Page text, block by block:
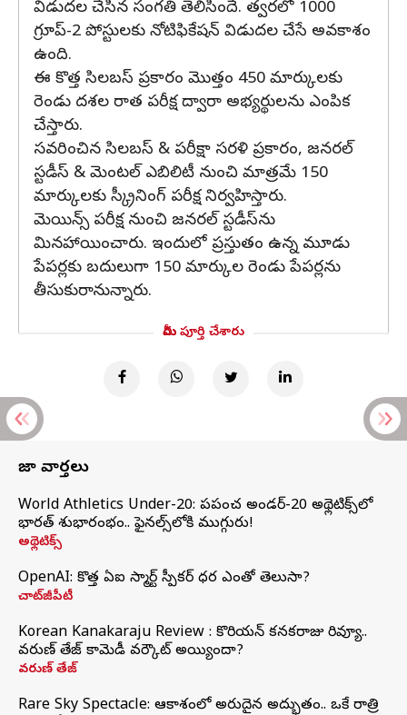
విడుదల చేసిన సంగతి తెలిసిందే. త్వరలో 1000
గ్రూప్-2 పోస్టులకు నోటిఫికేషన్ విడుదల చేసే అవకాశం
ఉంది.
ఈ కొత్త సిలబస్ ప్రకారం మొత్తం 450 మార్కులకు
రెండు దశల రాత పరీక్ష ద్వారా అభ్యర్థులను ఎంపిక
చేస్తారు.
సవరించిన సిలబస్ & పరీక్షా సరళి ప్రకారం, జనరల్
స్టడీస్ & మెంటల్ ఎబిలిటీ నుంచి మాత్రమే 150
మార్కులకు స్క్రీనింగ్ పరీక్ష నిర్వహిస్తారు.
మెయిన్స్ పరీక్ష నుంచి జనరల్ స్టడీస్‌ను
మినహాయించారు. ఇందులో ప్రస్తుతం ఉన్న మూడు
పేపర్లకు బదులుగా 150 మార్కుల రెండు పేపర్లను
తీసుకురానున్నారు.
మీరు పూర్తి చేశారు
తాజా వార్తలు
World Athletics Under-20: ప్రపంచ అండర్-20 అథ్లెటిక్స్‌లో
భారత్‌ శుభారంభం.. ఫైనల్స్‌లోకి ముగ్గురు!
అథ్లెటిక్స్
OpenAI: కొత్త ఏఐ స్మార్ట్ స్పీకర్ ధర ఎంతో తెలుసా?
చాట్‌జీపీటీ
Korean Kanakaraju Review : కొరియన్ కనకరాజు రివ్యూ..
వరుణ్ తేజ్ కామెడీ వర్కౌట్ అయ్యిందా?
వరుణ్ తేజ్
Rare Sky Spectacle: ఆకాశంలో అరుదైన అద్భుతం.. ఒకే రాత్రి